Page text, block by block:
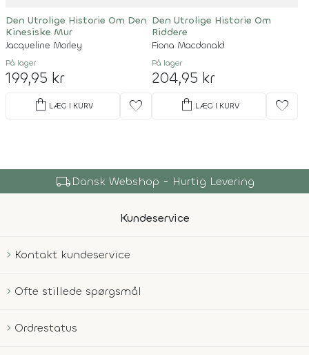
Den Utrolige Historie Om Den
Kinesiske Mur
Jacqueline Morley
På lager
199,95 kr
shopping_bag LÆG I KURV favorite
Den Utrolige Historie Om
Riddere
Fiona Macdonald
På lager
204,95 kr
shopping_bag LÆG I KURV favorite
local_shippingDansk Webshop - Hurtig Levering
Kundeservice
Kontakt kundeservice
Ofte stillede spørgsmål
Ordrestatus